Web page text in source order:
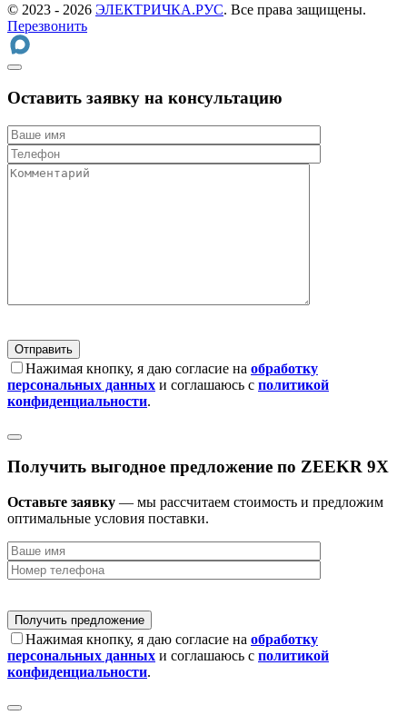
© 2023 - 2026 ЭЛЕКТРИЧКА.РУС. Все права защищены.
Перезвонить
Оставить заявку на консультацию
Нажимая кнопку, я даю согласие на обработку
персональных данных и соглашаюсь с политикой
конфиденциальности.
Получить выгодное предложение по ZEEKR 9X
Оставьте заявку — мы рассчитаем стоимость и предложим
оптимальные условия поставки.
Нажимая кнопку, я даю согласие на обработку
персональных данных и соглашаюсь с политикой
конфиденциальности.